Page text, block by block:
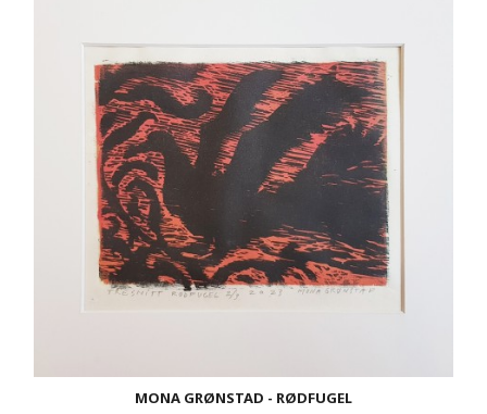
MONA GRØNSTAD - RØDFUGEL